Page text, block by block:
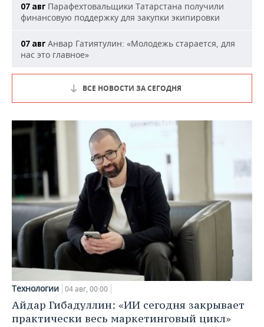
07 авг Парафехтовальщики Татарстана получили
финансовую поддержку для закупки экипировки
07 авг Анвар Гатиятулин: «Молодежь старается, для
нас это главное»
ВСЕ НОВОСТИ ЗА СЕГОДНЯ
Технологии 04 авг, 00:00
Айдар Гибадуллин: «ИИ сегодня закрывает
практически весь маркетинговый цикл»